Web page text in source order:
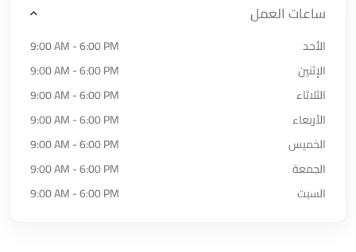
ساعات العمل
الأحد
9:00 AM - 6:00 PM
الإثنين
9:00 AM - 6:00 PM
الثلاثاء
9:00 AM - 6:00 PM
الأربعاء
9:00 AM - 6:00 PM
الخميس
9:00 AM - 6:00 PM
الجمعة
9:00 AM - 6:00 PM
السبت
9:00 AM - 6:00 PM